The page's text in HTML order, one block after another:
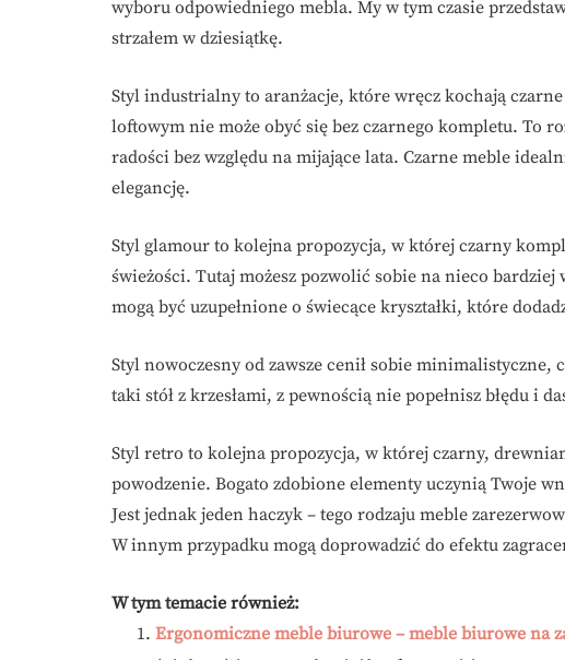
wyboru odpowiedniego mebla. My w tym czasie
strzałem w dziesiątkę.
Styl industrialny to aranżacje, które wręcz kochają
loftowym nie może obyć się bez czarnego kompletu. To
radości bez względu na mijające lata. Czarne meble
elegancję.
Styl glamour to kolejna propozycja, w której czarny
świeżości. Tutaj możesz pozwolić sobie na nieco bardziej
mogą być uzupełnione o świecące kryształki, które
Styl nowoczesny od zawsze cenił sobie minimalistyczne,
taki stół z krzesłami, z pewnością nie popełnisz błędu i
Styl retro to kolejna propozycja, w której czarny,
powodzenie. Bogato zdobione elementy uczynią Twoje
Jest jednak jeden haczyk – tego rodzaju meble
W innym przypadku mogą doprowadzić do efektu
W tym temacie również:
Ergonomiczne meble biurowe – meble biurowe na